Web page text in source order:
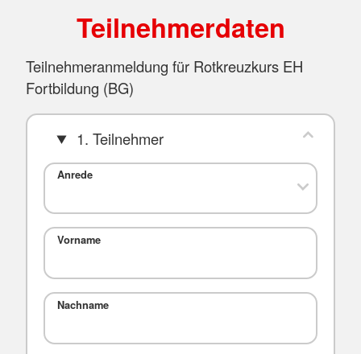
Teilnehmerdaten
Teilnehmeranmeldung für Rotkreuzkurs EH
Fortbildung (BG)
1. Teilnehmer
Anrede
Vorname
Nachname